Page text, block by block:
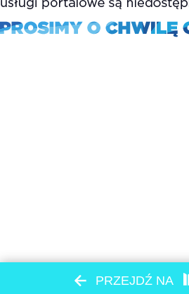
PRZEJDŹ NA